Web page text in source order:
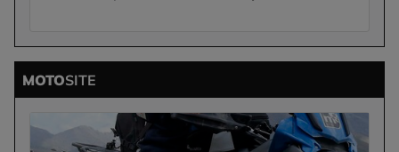
MOTOSITE